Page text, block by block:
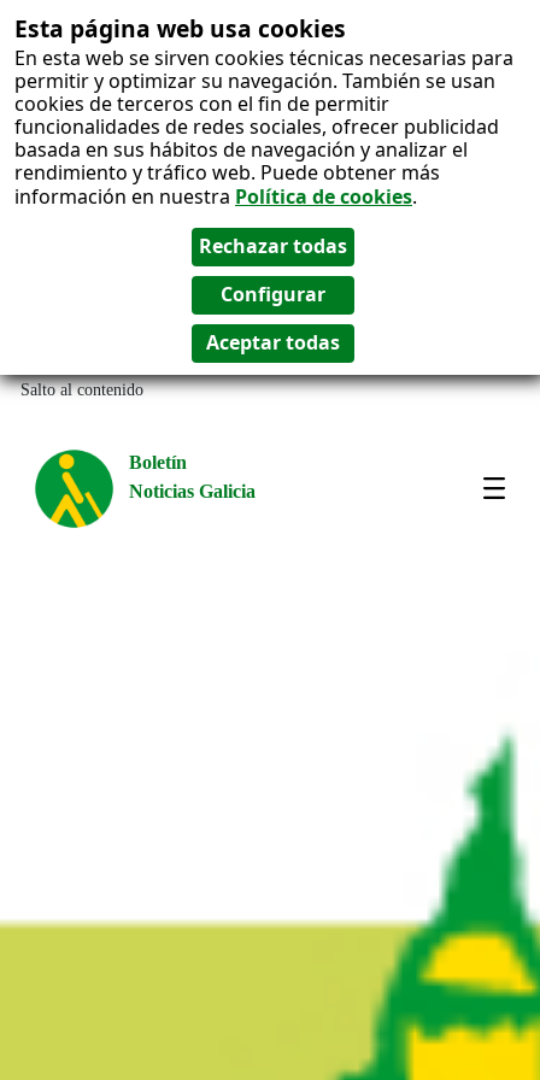
Esta página web usa cookies
En esta web se sirven cookies técnicas necesarias para
permitir y optimizar su navegación. También se usan
cookies de terceros con el fin de permitir
funcionalidades de redes sociales, ofrecer publicidad
basada en sus hábitos de navegación y analizar el
rendimiento y tráfico web. Puede obtener más
información en nuestra Política de cookies.
Salto al contenido
Boletín
Noticias Galicia